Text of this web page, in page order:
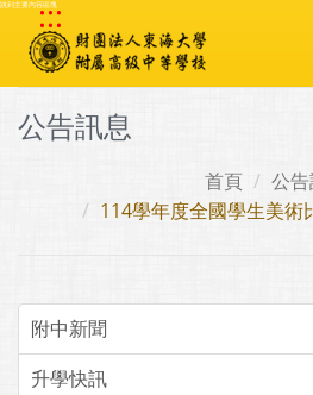
跳到主要內容區塊
:::
公告訊息
首頁
公
114學年度全國學生美術
附中新聞
升學快訊